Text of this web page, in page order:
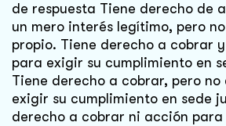
de respuesta Tiene derecho de
un mero interés legítimo, pero
propio. Tiene derecho a cobrar
para exigir su cumplimiento en
Tiene derecho a cobrar, pero
exigir su cumplimiento en sede
derecho a cobrar ni acción para